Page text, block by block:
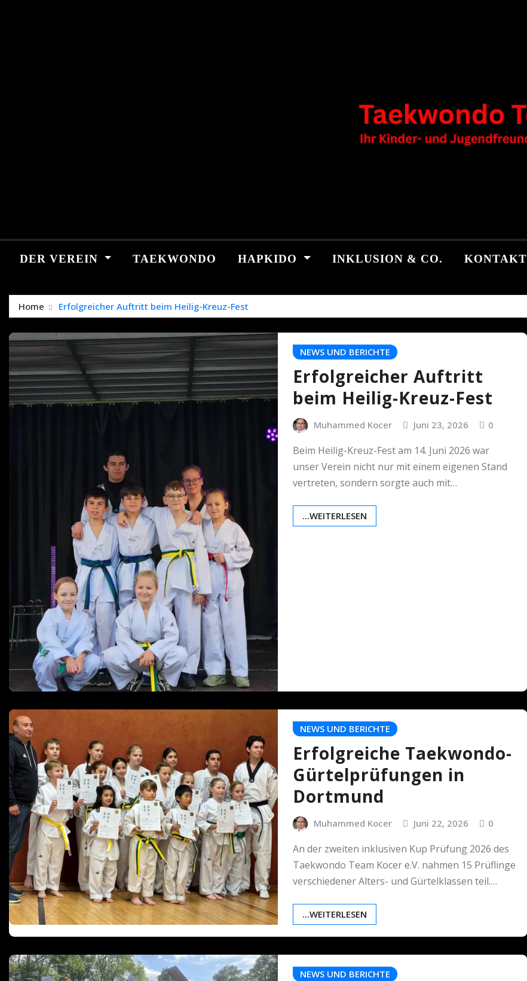
DER VEREIN TAEKWONDO HAPKIDO INKLUSION & CO. KONTAKT
Home Erfolgreicher Auftritt beim Heilig-Kreuz-Fest
NEWS UND BERICHTE
Erfolgreicher Auftritt
beim Heilig-Kreuz-Fest
Muhammed Kocer Juni 23, 2026 0
Beim Heilig-Kreuz-Fest am 14. Juni 2026 war
unser Verein nicht nur mit einem eigenen Stand
vertreten, sondern sorgte auch mit…
...WEITERLESEN
NEWS UND BERICHTE
Erfolgreiche Taekwondo-
Gürtelprüfungen in
Dortmund
Muhammed Kocer Juni 22, 2026 0
An der zweiten inklusiven Kup Prüfung 2026 des
Taekwondo Team Kocer e.V. nahmen 15 Prüflinge
verschiedener Alters- und Gürtelklassen teil.…
...WEITERLESEN
NEWS UND BERICHTE